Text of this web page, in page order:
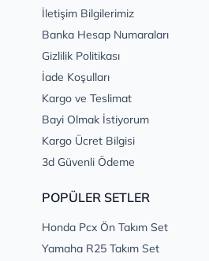
İletişim Bilgilerimiz
Banka Hesap Numaraları
Gizlilik Politikası
İade Koşulları
Kargo ve Teslimat
Bayi Olmak İstiyorum
Kargo Ücret Bilgisi
3d Güvenli Ödeme
POPÜLER SETLER
Honda Pcx Ön Takım Set
Yamaha R25 Takım Set